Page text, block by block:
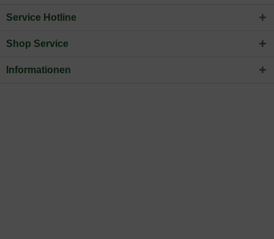
Service Hotline
Shop Service
Informationen